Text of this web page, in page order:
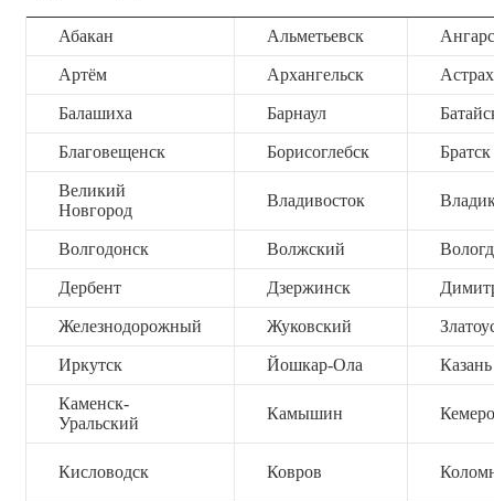
Абакан Альметьевск
Артём Архангельск
Балашиха Барнаул
Благовещенск Борисоглебск Братск
Великий
Новгород
Владивосток
Волгодонск Волжский
Дербент Дзержинск
Железнодорожный Жуковский
Иркутск Йошкар-Ола Казань
Каменск-
Уральский
Камышин
Кисловодск Ковров